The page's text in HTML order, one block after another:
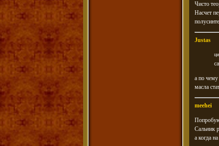
Чисто
Насчет
Justas
а по чему
масла
meehei
Сальник
а когда